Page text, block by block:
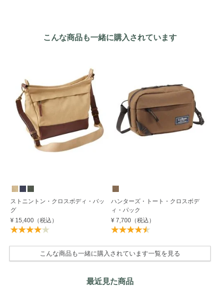
こんな商品も一緒に購入されています
ストニントン・クロスボディ・バッ
グ
¥ 15,400（税込）
ハンターズ・トート・クロスボデ
ィ・パック
¥ 7,700 （税込）
こんな商品も一緒に購入されています一覧を見る
最近見た商品